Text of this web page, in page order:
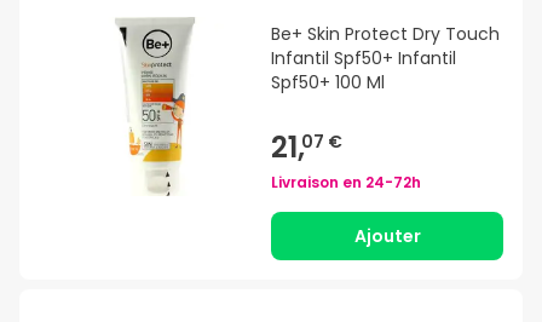
Be+ Skin Protect Dry Touch
Infantil Spf50+ Infantil
Spf50+ 100 Ml
21,07 €
Livraison en 24-72h
Ajouter